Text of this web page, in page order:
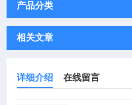
产品分类
相关文章
详细介绍 在线留言